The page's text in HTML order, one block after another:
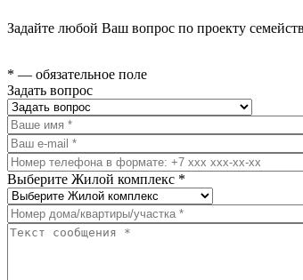
Задайте любой Ваш вопрос по проекту
* — обязательное поле
Задать вопрос
Выберите Жилой комплекс *